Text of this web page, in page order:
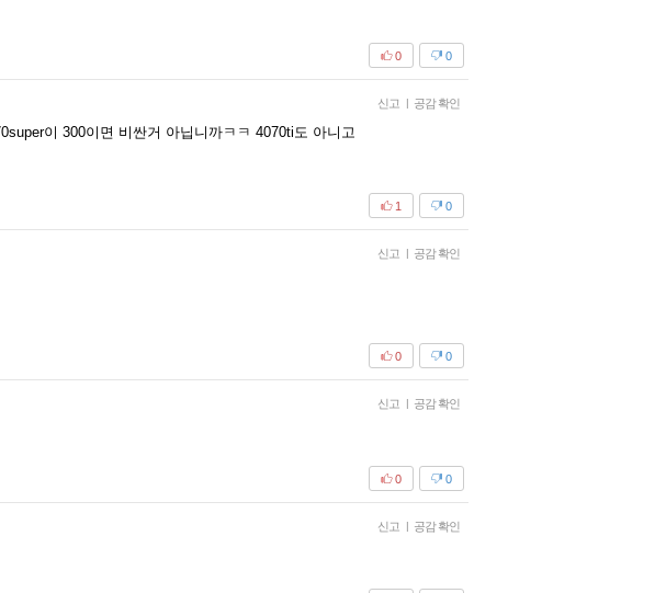
0
0
신고 | 공감 확인
이 300이면 비싼거 아닙니까ㅋㅋ 4070ti도 아니고
0
1
신고 | 공감 확인
0
0
신고 | 공감 확인
0
0
신고 | 공감 확인